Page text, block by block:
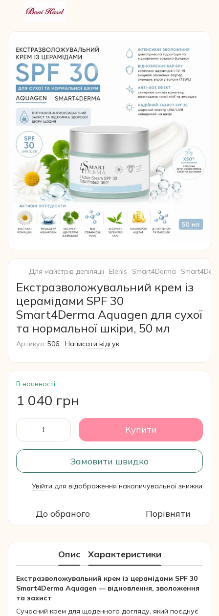
Для майстрів депіляції Elenis Smart4Derma
Екстразволожувальний крем із
церамідами SPF 30
Smart4Derma Aquagen для сухої
та нормальної шкіри, 50 мл
Артикул: 506 Написати відгук
В наявності
1 040 грн
Купити
Замовити швидко
Увійти для відображення накопичувальної знижки
До обраного Порівняти
Опис Характеристики
Екстразволожувальний крем із церамідами SPF 30
Smart4Derma Aquagen — відновлення, зволоження
та захист
Сучасний крем для щоденного догляду, який поєднує